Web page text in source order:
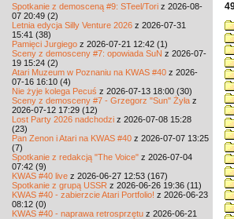
Spotkanie z demosceną #9: STeel/Tori z 2026-08-
07 20:49 (2)
Letnia edycja Silly Venture 2026 z 2026-07-31
15:41 (38)
Pamięci Jurgiego z 2026-07-21 12:42 (1)
Sceny z demosceny #7: opowiada SuN z 2026-07-
19 15:24 (2)
Atari Muzeum w Poznaniu na KWAS #40 z 2026-
07-16 16:10 (4)
Nie żyje kolega Pecuś z 2026-07-13 18:00 (30)
Sceny z demosceny #7 - Grzegorz "Sun" Żyła z
2026-07-12 17:29 (12)
Lost Party 2026 nadchodzi z 2026-07-08 15:28
(23)
Pan Zenon i Atari na KWAS #40 z 2026-07-07 13:25
(7)
Spotkanie z redakcją "The Voice" z 2026-07-04
07:42 (9)
KWAS #40 live z 2026-06-27 12:53 (167)
Spotkanie z grupą USSR z 2026-06-26 19:36 (11)
KWAS #40 - zabierzcie Atari Portfolio! z 2026-06-23
08:12 (0)
KWAS #40 - naprawa retrosprzętu z 2026-06-21